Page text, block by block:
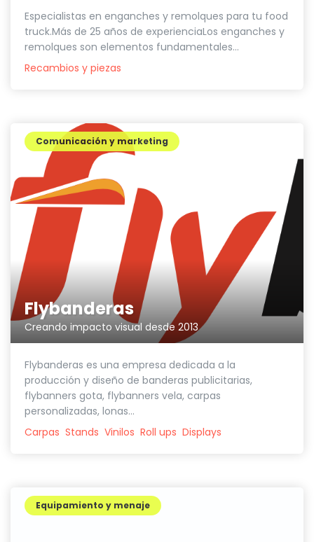
Especialistas en enganches y remolques para tu food
truck.Más de 25 años de experienciaLos enganches y
remolques son elementos fundamentales...
Recambios y piezas
Flybanderas
Creando impacto visual desde 2013
Comunicación y marketing
Flybanderas es una empresa dedicada a la
producción y diseño de banderas publicitarias,
flybanners gota, flybanners vela, carpas
personalizadas, lonas...
Carpas Stands Vinilos Roll ups Displays
Equipamiento y menaje